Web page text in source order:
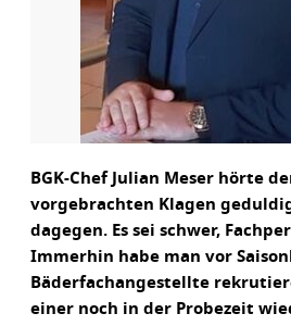
BGK-Chef Julian Meser hörte
vorgebrachten Klagen
dagegen. Es sei schwer,
Immerhin habe man vor
Bäderfachangestellte
einer noch in der Probezeit